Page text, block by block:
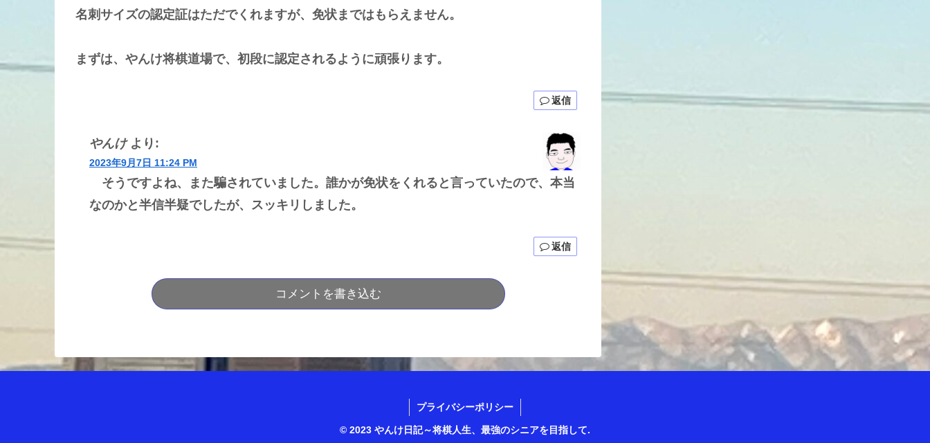
名刺サイズの認定証はただでくれますが、免状まではもらえません。
まずは、やんけ将棋道場で、初段に認定されるように頑張ります。
返信
やんけ より:
2023年9月7日 11:24 PM
そうですよね、また騙されていました。誰かが免状をくれると言っていたので、本当
なのかと半信半疑でしたが、スッキリしました。
返信
コメントを書き込む
プライバシーポリシー
© 2023 やんけ日記～将棋人生、最強のシニアを目指して.